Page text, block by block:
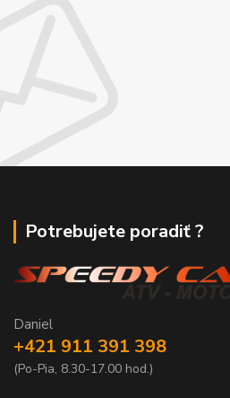
Potrebujete poradiť ?
Daniel
+421 911 391 398
(Po-Pia, 8.30-17.00 hod.)